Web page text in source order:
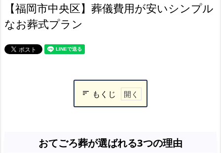
【福岡市中央区】葬儀費用が安いシンプル
なお葬式プラン
もくじ
お
ご
ろ
おてごろ葬が選ばれる3つの理由